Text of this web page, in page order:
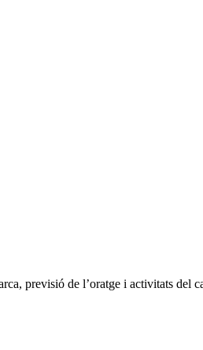
previsió de l’oratge i activitats del